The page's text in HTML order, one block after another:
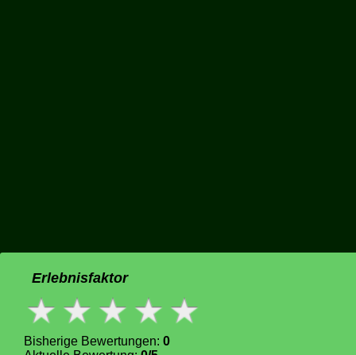
Erlebnisfaktor
Bisherige Bewertungen: 0